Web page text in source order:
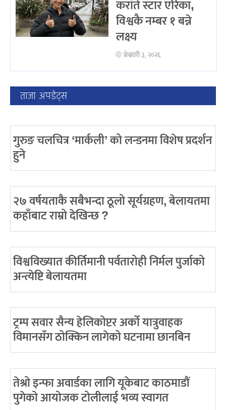
करांते स्टार एरिका,
विश्वकै नम्बर १ बन्ने
लक्ष्य
फ्रेब्रवरी ३, २०२६
ताजा अपडेट्स
गुरुङ चलचित्र ‘मार्कली’ को लन्डनमा विशेष प्रदर्शन
हुने
२७ वर्षयताकै सबैभन्दा ठूलो सूर्यग्रहण, बेलायतमा
कहाँबाट राम्रो देखिन्छ ?
विश्वविख्यात कीर्तिमानी पर्वतारोही निर्मल पुर्जाको
अन्त्येष्टि बेलायतमा
ट्रम्प सवार सैन्य हेलिकोप्टर अर्को यात्रुवाहक
विमानसँग ठोक्किन लागेको घटनामा छानबिन
तेश्रो इन्फा अवार्डका लागि यूकेबाट काठमाडौं
पुगेको आयोजक टोलीलाई भव्य स्वागत